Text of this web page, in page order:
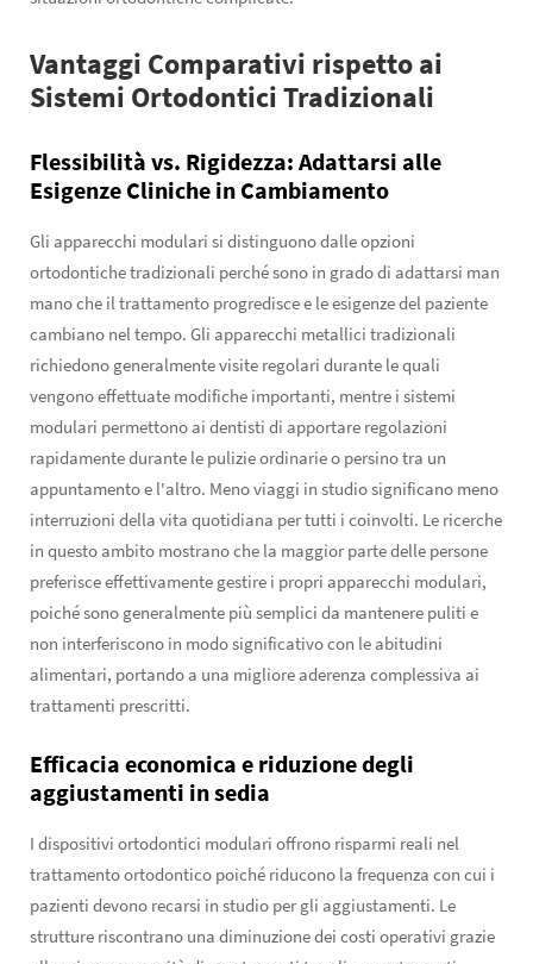
Vantaggi Comparativi rispetto ai
Sistemi Ortodontici Tradizionali
Flessibilità vs. Rigidezza: Adattarsi alle
Esigenze Cliniche in Cambiamento
Gli apparecchi modulari si distinguono dalle opzioni
ortodontiche tradizionali perché sono in grado di adattarsi man
mano che il trattamento progredisce e le esigenze del paziente
cambiano nel tempo. Gli apparecchi metallici tradizionali
richiedono generalmente visite regolari durante le quali
vengono effettuate modifiche importanti, mentre i sistemi
modulari permettono ai dentisti di apportare regolazioni
rapidamente durante le pulizie ordinarie o persino tra un
appuntamento e l'altro. Meno viaggi in studio significano meno
interruzioni della vita quotidiana per tutti i coinvolti. Le ricerche
in questo ambito mostrano che la maggior parte delle persone
preferisce effettivamente gestire i propri apparecchi modulari,
poiché sono generalmente più semplici da mantenere puliti e
non interferiscono in modo significativo con le abitudini
alimentari, portando a una migliore aderenza complessiva ai
trattamenti prescritti.
Efficacia economica e riduzione degli
aggiustamenti in sedia
I dispositivi ortodontici modulari offrono risparmi reali nel
trattamento ortodontico poiché riducono la frequenza con cui i
pazienti devono recarsi in studio per gli aggiustamenti. Le
strutture riscontrano una diminuzione dei costi operativi grazie